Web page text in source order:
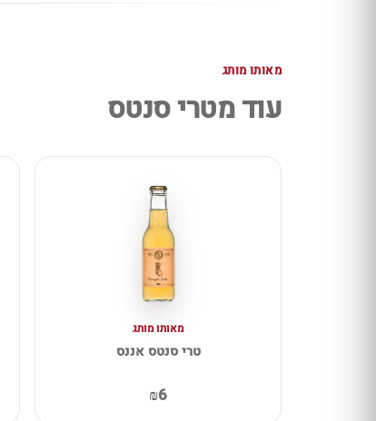
מאותו מותג
עוד מטרי סנטס
מאותו מותג
טרי סנטס אננס
₪6